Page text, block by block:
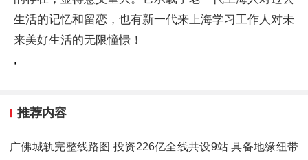
生活的记忆和留恋，也有新一代来上海学习工作人对未
来美好生活的无限憧憬！
,
推荐内容
广佛城轨完整线路图 投资226亿全线共设9站 具备地缘纽带